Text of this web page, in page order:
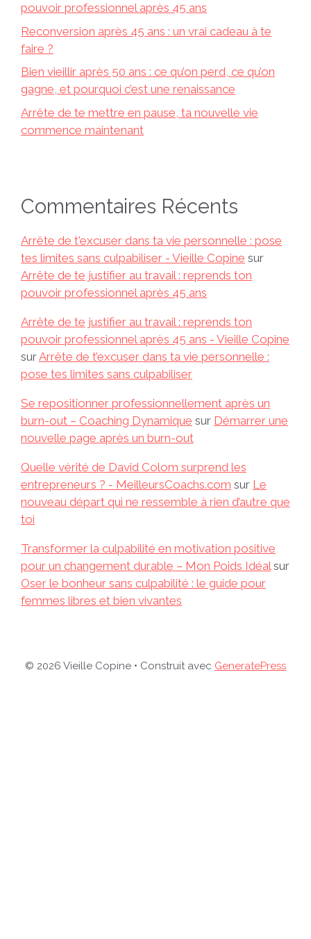
pouvoir professionnel après 45 ans
Reconversion après 45 ans : un vrai cadeau à te
faire ?
Bien vieillir après 50 ans : ce qu’on perd, ce qu’on
gagne, et pourquoi c’est une renaissance
Arrête de te mettre en pause, ta nouvelle vie
commence maintenant
Commentaires Récents
Arrête de t'excuser dans ta vie personnelle : pose
tes limites sans culpabiliser - Vieille Copine sur
Arrête de te justifier au travail : reprends ton
pouvoir professionnel après 45 ans
Arrête de te justifier au travail : reprends ton
pouvoir professionnel après 45 ans - Vieille Copine
surArrête de t’excuser dans ta vie personnelle :
pose tes limites sans culpabiliser
Se repositionner professionnellement après un
burn-out – Coaching Dynamique sur Démarrer une
nouvelle page après un burn-out
Quelle vérité de David Colom surprend les
entrepreneurs ? - MeilleursCoachs.com sur Le
nouveau départ qui ne ressemble à rien d’autre que
toi
Transformer la culpabilité en motivation positive
pour un changement durable – Mon Poids Idéal sur
Oser le bonheur sans culpabilité : le guide pour
femmes libres et bien vivantes
© 2026 Vieille Copine • Construit avec GeneratePress